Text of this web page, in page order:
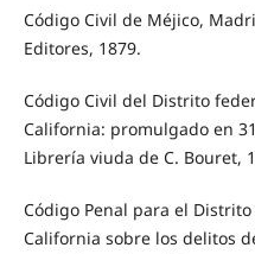
Código Civil de Méjico,
Editores, 1879.
Código Civil del Distrito
California: promulgado en
Librería viuda de C. Bouret,
Código Penal para el
California sobre los delitos